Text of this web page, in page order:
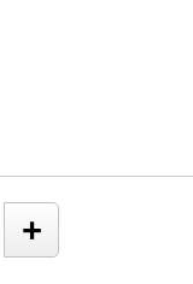
+